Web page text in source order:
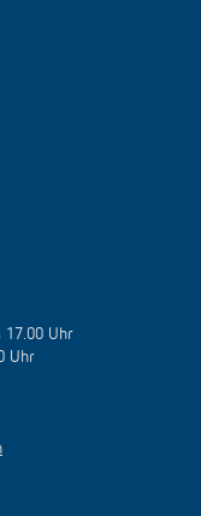
17.00 Uhr
Uhr